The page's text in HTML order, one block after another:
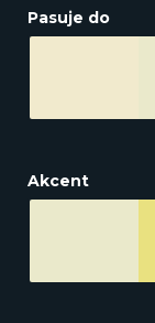
Pasuje do
Akcent